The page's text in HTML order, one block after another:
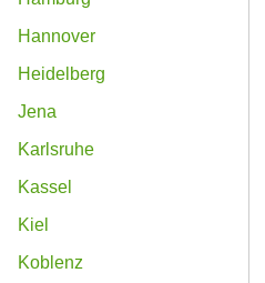
Hannover
Heidelberg
Jena
Karlsruhe
Kassel
Kiel
Koblenz